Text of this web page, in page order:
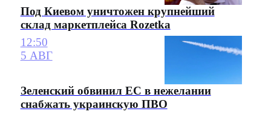
Под Киевом уничтожен крупнейший
склад маркетплейса Rozetka
12:50
5 АВГ
Зеленский обвинил ЕС в нежелании
снабжать украинскую ПВО